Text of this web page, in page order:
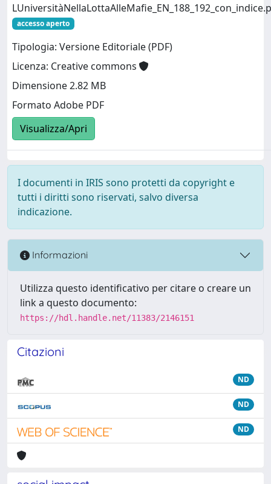
accesso aperto
Tipologia: Versione Editoriale (PDF)
Licenza: Creative commons
Dimensione 2.82 MB
Formato Adobe PDF
Visualizza/Apri
I documenti in IRIS sono protetti da copyright e
tutti i diritti sono riservati, salvo diversa
indicazione.
Informazioni
Utilizza questo identificativo per citare o creare un
link a questo documento:
https://hdl.handle.net/11383/2146151
Citazioni
ND
ND
ND